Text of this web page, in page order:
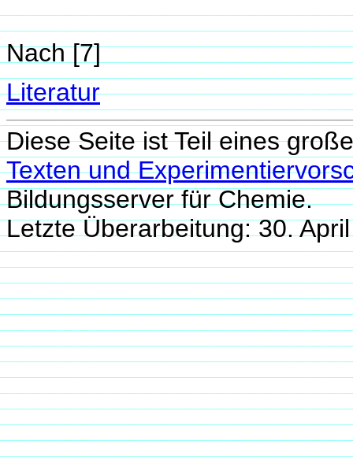
Nach [7]
Literatur
Diese Seite ist Teil eines
Texten und
Bildungsserver für Chemie.
Letzte Überarbeitung: 30.